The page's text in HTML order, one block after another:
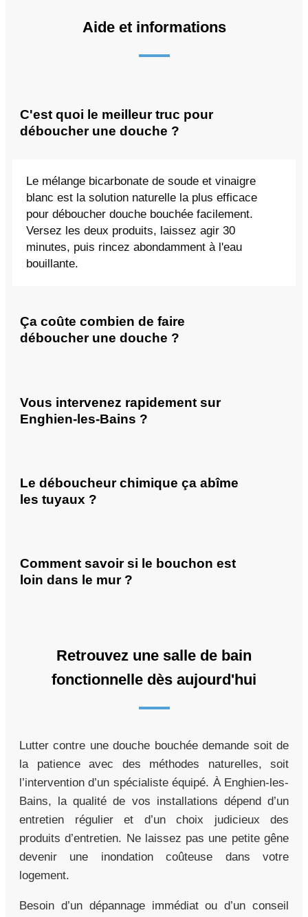
Aide et informations
C'est quoi le meilleur truc pour
déboucher une douche ?
Le mélange bicarbonate de soude et vinaigre
blanc est la solution naturelle la plus efficace
pour déboucher douche bouchée facilement.
Versez les deux produits, laissez agir 30
minutes, puis rincez abondamment à l'eau
bouillante.
Ça coûte combien de faire
déboucher une douche ?
Vous intervenez rapidement sur
Enghien-les-Bains ?
Le déboucheur chimique ça abîme
les tuyaux ?
Comment savoir si le bouchon est
loin dans le mur ?
Retrouvez une salle de bain
fonctionnelle dès aujourd'hui
Lutter contre une douche bouchée demande soit de
la patience avec des méthodes naturelles, soit
l’intervention d’un spécialiste équipé. À Enghien-les-
Bains, la qualité de vos installations dépend d’un
entretien régulier et d’un choix judicieux des
produits d’entretien. Ne laissez pas une petite gêne
devenir une inondation coûteuse dans votre
logement.
Besoin d’un dépannage immédiat ou d’un conseil